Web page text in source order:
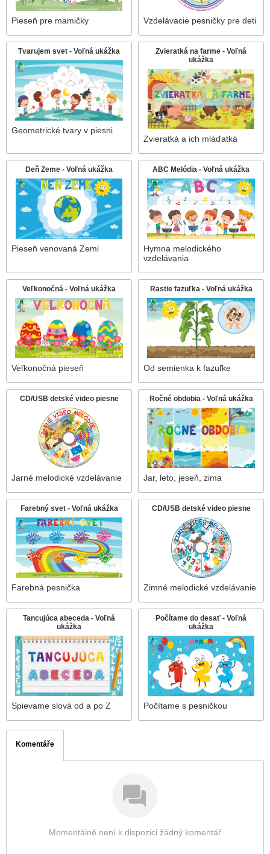
Pieseň pre mamičky Vzdelávacie pesničky pre deti
Tvarujem svet - Voľná ukážka
Geometrické tvary v piesni
Zvieratká na farme - Voľná
ukážka
Zvieratká a ich mláďatká
Deň Zeme - Voľná ukážka
Pieseň venovaná Zemi
ABC Melódia - Voľná ukážka
Hymna melodického
vzdelávania
Veľkonočná - Voľná ukážka
Veľkonočná pieseň
Rastie fazuľka - Voľná ukážka
Od semienka k fazuľke
CD/USB detské video piesne
Jarné melodické vzdelávanie
Ročné obdobia - Voľná ukážka
Jar, leto, jeseň, zima
Farebný svet - Voľná ukážka
Farebná pesnička
CD/USB detské video piesne
Zimné melodické vzdelávanie
Tancujúca abeceda - Voľná
ukážka
Spievame slová od a po Z
Počítame do desať - Voľná
ukážka
Počítame s pesničkou
Komentáře
Momentálně není k dispozici žádný komentář